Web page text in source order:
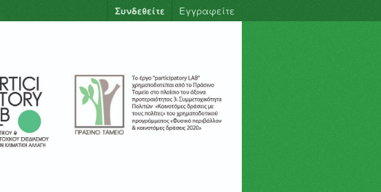
Συνδεθείτε Εγγραφείτε